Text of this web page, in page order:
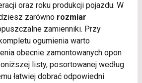
oraz roku produkcji pojazdu. W
zarówno rozmiar
zamienniki. Przy
ogumienia warto
obecnie zamontowanych opon
listy, posortowanej według
łatwiej dobrać odpowiedni